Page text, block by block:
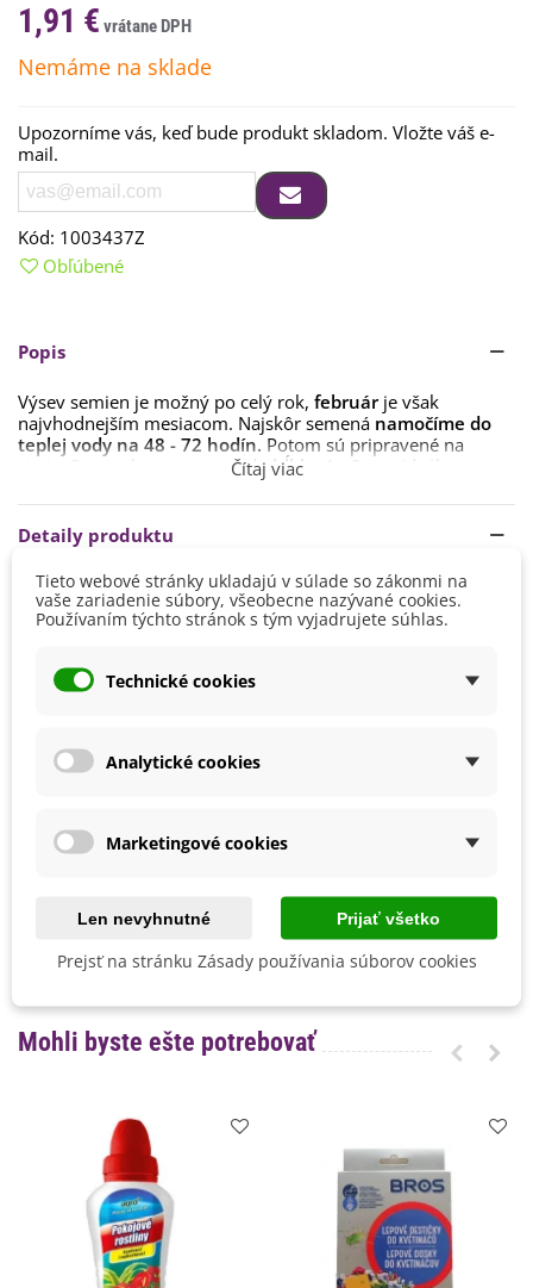
1,91 €
Nemáme na sklade
Upozorníme vás, keď bude produkt skladom. Vložte váš e-
mail.
Kód: 1003437Z
Obľúbené
Popis
Výsev semien je možný po celý rok, február je však
najvhodnejším mesiacom. Najskôr semená namočíme do
teplej vody na 48 - 72 hodín. Potom sú pripravené na
vysievame do hĺbky
Ideálna
klíčenie
Je to u nás prenosná rastlina. Vyhovuje jej
svetlo. Na rast potrebuje
premiestňujeme von, musí si na plné slnko postupne zvykať.
Substrát udržujeme neustále vlhký. Mal by byťpriepustný,
výživný, s prímesou rašeliny. Na zimu zálievku treba
Čítaj viac
Detaily produktu
Výška
150 - 200 cm
Farba Plodu
V interiéri - dnu
Výsev/výsadba
Február
Vegetačné Obdobie
BIO Kvalita
Nie
Mohli byste ešte potrebovať
Tieto webové stránky ukladajú v súlade so zákonmi na
vaše zariadenie súbory, všeobecne nazývané cookies.
Používaním týchto stránok s tým vyjadrujete súhlas.
Technické cookies
Analytické cookies
Marketingové cookies
Len nevyhnutné Prijať všetko
Prejsť na stránku Zásady používania súborov cookies